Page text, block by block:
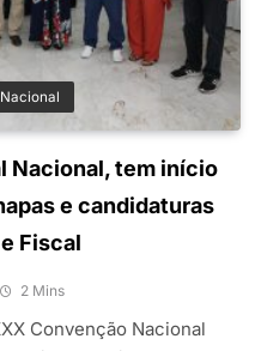
Nacional, tem início
e candidaturas
Fiscal
2 Mins
Convenção Nacional